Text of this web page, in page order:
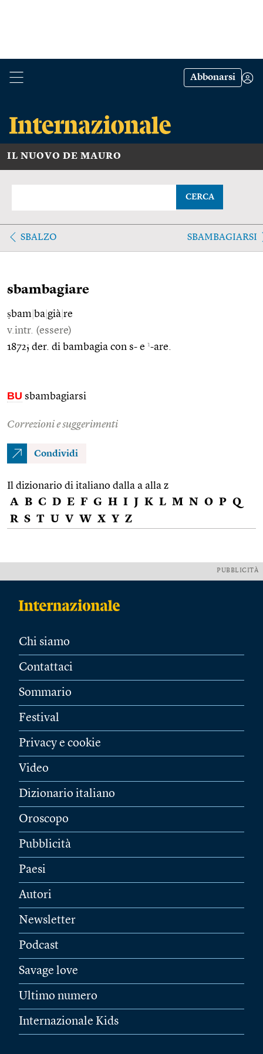
Abbonarsi
IL NUOVO DE MAURO
CERCA
SBALZO SBAMBAGIARSI
sbambagiare
ṣbam ba già re
v.intr. (essere)
1872; der. di bambagia con s- e 1-are.
BU sbambagiarsi
Correzioni e suggerimenti
Condividi
Il dizionario di italiano dalla a alla z
A B C D E F G H I J K L M N O P Q
R S T U V W X Y Z
PUBBLICITÀ
Chi siamo
Contattaci
Sommario
Festival
Privacy e cookie
Video
Dizionario italiano
Oroscopo
Pubblicità
Paesi
Autori
Newsletter
Podcast
Savage love
Ultimo numero
Internazionale Kids